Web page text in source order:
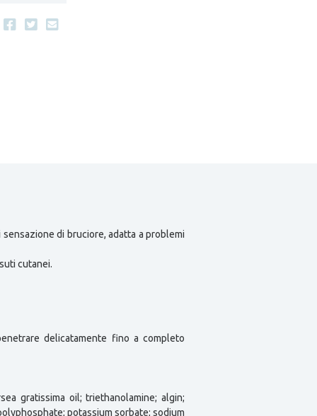
di bruciore, adatta a problemi
cutanei.
delicatamente fino a completo
gratissima oil; triethanolamine; algin;
potassium sorbate; sodium